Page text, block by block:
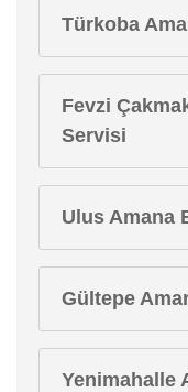
Türkoba
Fevzi
Servisi
Ulus Amana
Gültepe
Yenimahalle